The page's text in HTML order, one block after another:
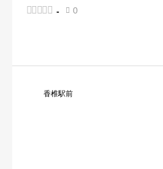
   -  0
香椎駅前